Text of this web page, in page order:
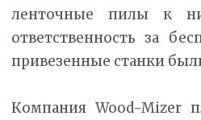
ленточные пилы к
ответственность за
привезенные станки
Компания Wood-Mizer